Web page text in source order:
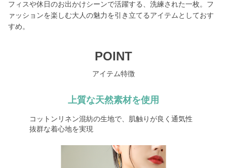
フィスや休日のお出かけシーンで活躍する、洗練された一枚。フ
ァッションを楽しむ大人の魅力を引き立てるアイテムとしておす
すめ。
POINT
アイテム特徴
上質な天然素材を使用
コットンリネン混紡の生地で、肌触りが良く通気性
抜群な着心地を実現